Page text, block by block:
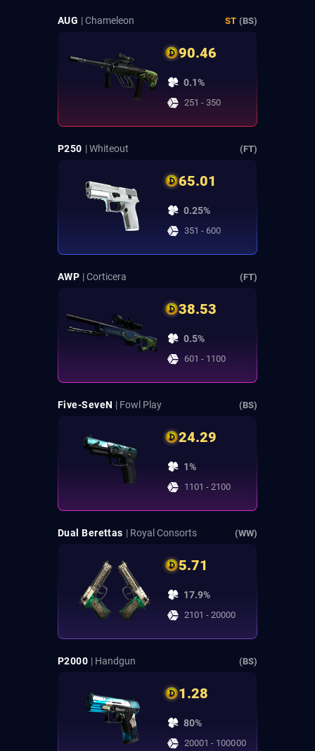
AUG | Chameleon ST (BS)
90.46
0.1%
251 - 350
P250 | Whiteout (FT)
65.01
0.25%
351 - 600
AWP | Corticera (FT)
38.53
0.5%
601 - 1100
Five-SeveN | Fowl Play (BS)
24.29
1%
1101 - 2100
Dual Berettas | Royal Consorts (WW)
5.71
17.9%
2101 - 20000
P2000 | Handgun (BS)
1.28
80%
20001 - 100000